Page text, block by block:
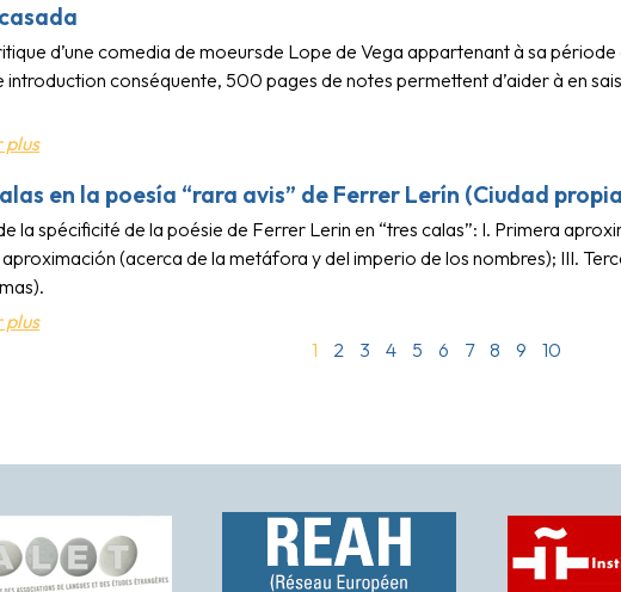
d’une comedia de moeursde Lope de Vega appartenant à sa
introduction conséquente, 500 pages de notes permettent d’aider à en
plus
en la poesía “rara avis” de Ferrer Lerín (Ciudad
la spécificité de la poésie de Ferrer Lerin en “tres calas”: I. Primera
(acerca de la metáfora y del imperio de los nombres); III.
plus
1
2 3 4 5 6 7 8 9 10